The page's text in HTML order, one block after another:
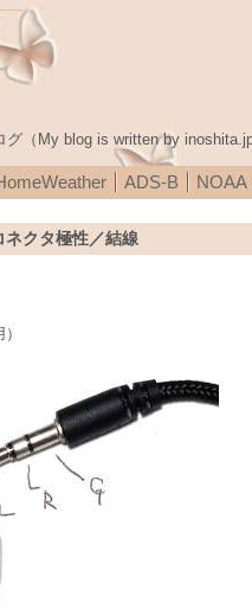
グ（My blog is written by
ADS-B NOAA
クタ極性／結線